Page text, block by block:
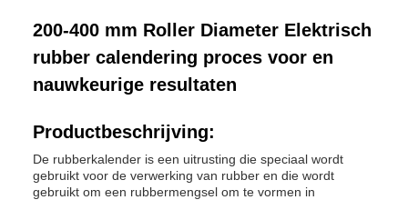
200-400 mm Roller Diameter Elektrisch
rubber calendering proces voor en
nauwkeurige resultaten
Productbeschrijving:
De rubberkalender is een uitrusting die speciaal wordt
gebruikt voor de verwerking van rubber en die wordt
gebruikt om een rubbermengsel om te vormen in